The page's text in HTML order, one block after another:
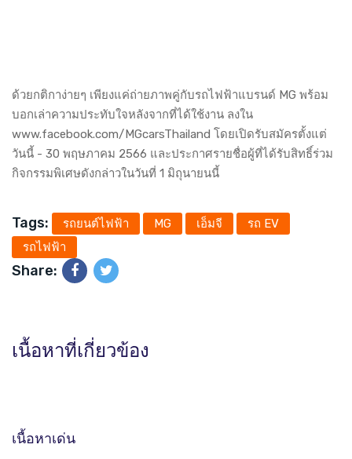
ด้วยกติกาง่ายๆ เพียงแค่ถ่ายภาพคู่กับรถไฟฟ้าแบรนด์ MG พร้อม
บอกเล่าความประทับใจหลังจากที่ได้ใช้งาน ลงใน
www.facebook.com/MGcarsThailand โดยเปิดรับสมัครตั้งแต่
วันนี้ - 30 พฤษภาคม 2566 และประกาศรายชื่อผู้ที่ได้รับสิทธิ์ร่วม
กิจกรรมพิเศษดังกล่าวในวันที่ 1 มิถุนายนนี้
Tags: รถยนต์ไฟฟ้า MG เอ็มจี
รถ EV
รถไฟฟ้า
Share:
เนื้อหาที่เกี่ยวข้อง
เนื้อหาเด่น